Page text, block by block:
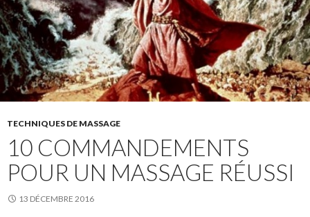
TECHNIQUES DE MASSAGE
10 COMMANDEMENTS
POUR UN MASSAGE RÉUSSI
13 DÉCEMBRE 2016